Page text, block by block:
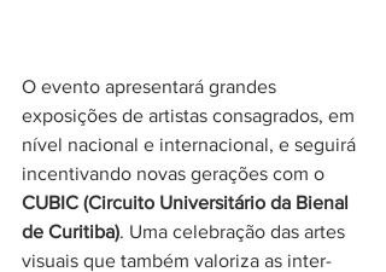
O evento apresentará grandes
exposições de artistas consagrados, em
nível nacional e internacional, e seguirá
incentivando novas gerações com o
CUBIC (Circuito Universitário da Bienal
de Curitiba). Uma celebração das artes
visuais que também valoriza as inter-